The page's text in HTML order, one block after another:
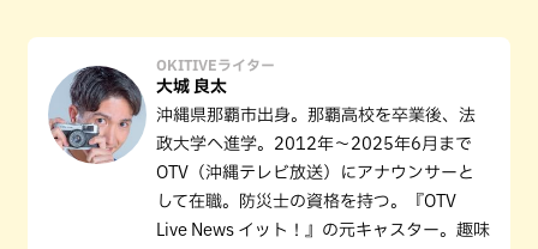
OKITIVEライター
大城 良太
沖縄県那覇市出身。那覇高校を卒業後、法
政大学へ進学。2012年～2025年6月まで
OTV（沖縄テレビ放送）にアナウンサーと
して在職。防災士の資格を持つ。『OTV
Live News イット！』の元キャスター。趣味